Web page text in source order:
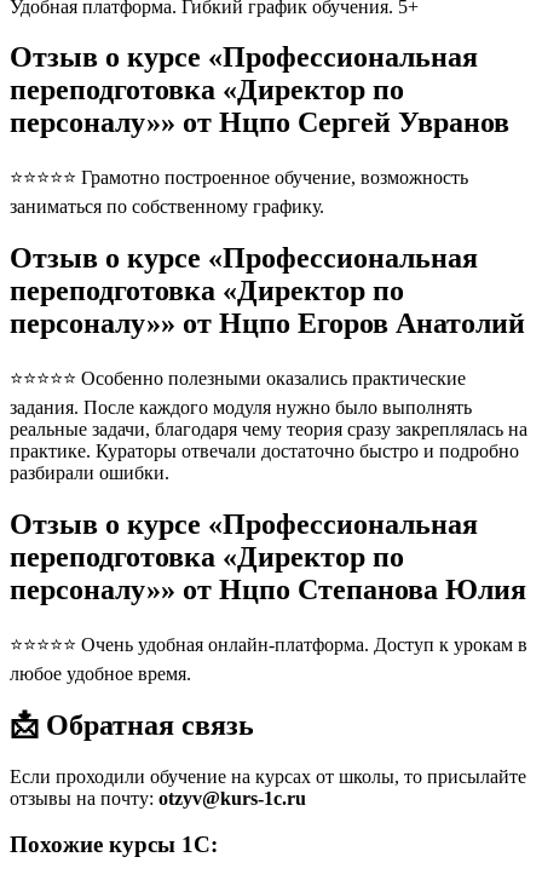
Удобная платформа. Гибкий график обучения. 5+
Отзыв о курсе «Профессиональная
переподготовка «Директор по
персоналу»» от Нцпо Сергей Увранов
⭐⭐⭐⭐⭐ Грамотно построенное обучение, возможность
заниматься по собственному графику.
Отзыв о курсе «Профессиональная
переподготовка «Директор по
персоналу»» от Нцпо Егоров Анатолий
⭐⭐⭐⭐⭐ Особенно полезными оказались практические
задания. После каждого модуля нужно было выполнять
реальные задачи, благодаря чему теория сразу закреплялась на
практике. Кураторы отвечали достаточно быстро и подробно
разбирали ошибки.
Отзыв о курсе «Профессиональная
переподготовка «Директор по
персоналу»» от Нцпо Степанова Юлия
⭐⭐⭐⭐⭐ Очень удобная онлайн-платформа. Доступ к урокам в
любое удобное время.
📩 Обратная связь
Если проходили обучение на курсах от школы, то присылайте
отзывы на почту: otzyv@kurs-1c.ru
Похожие курсы 1С: